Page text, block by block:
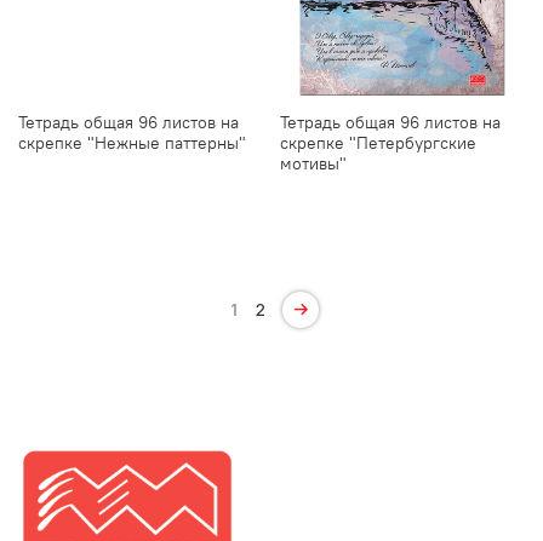
Тетрадь общая 96 листов на
скрепке "Нежные паттерны"
Тетрадь общая 96 листов на
скрепке "Петербургские
мотивы"
1 2